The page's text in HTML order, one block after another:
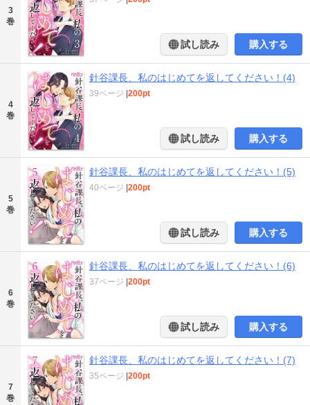
3
巻
試し読み 購入する
4
巻
針谷課長、私のはじめてを返してください！(4)
39ページ |200pt
試し読み 購入する
5
巻
針谷課長、私のはじめてを返してください！(5)
40ページ |200pt
試し読み 購入する
6
巻
針谷課長、私のはじめてを返してください！(6)
37ページ |200pt
試し読み 購入する
7
巻
針谷課長、私のはじめてを返してください！(7)
35ページ |200pt